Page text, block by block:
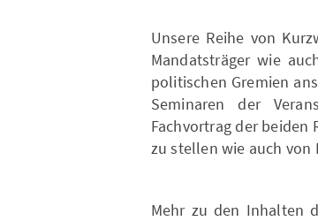
Unsere Reihe von
Mandatsträger wie
politischen Gremien
Seminaren der
Fachvortrag der beiden
zu stellen wie auch
Mehr zu den Inhalten